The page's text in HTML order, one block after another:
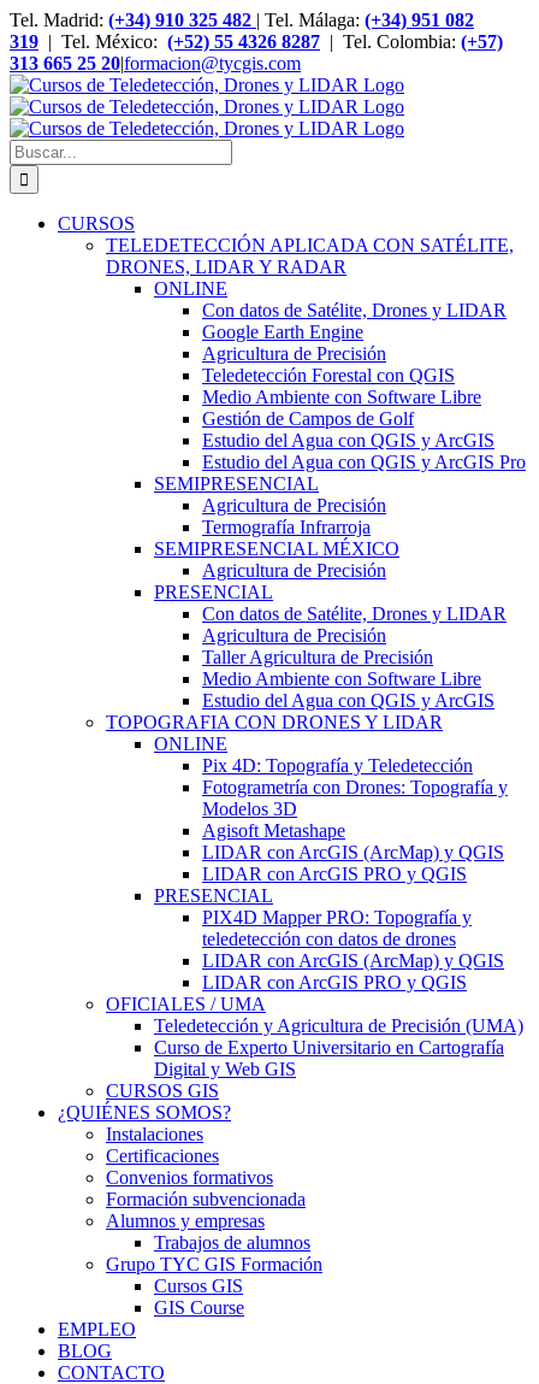
Saltar
al
contenido
Tel. Madrid: (+34) 910 325 482 | Tel. Málaga: (+34) 951 082
319 | Tel. México: (+52) 55 4326 8287 | Tel. Colombia: (+57)
313 665 25 20|formacion@tycgis.com
Buscar:
CURSOS
TELEDETECCIÓN APLICADA CON SATÉLITE,
DRONES, LIDAR Y RADAR
ONLINE
Con datos de Satélite, Drones y LIDAR
Google Earth Engine
Agricultura de Precisión
Teledetección Forestal con QGIS
Medio Ambiente con Software Libre
Gestión de Campos de Golf
Estudio del Agua con QGIS y ArcGIS
Estudio del Agua con QGIS y ArcGIS Pro
SEMIPRESENCIAL
Agricultura de Precisión
Termografía Infrarroja
SEMIPRESENCIAL MÉXICO
Agricultura de Precisión
PRESENCIAL
Con datos de Satélite, Drones y LIDAR
Agricultura de Precisión
Taller Agricultura de Precisión
Medio Ambiente con Software Libre
Estudio del Agua con QGIS y ArcGIS
TOPOGRAFIA CON DRONES Y LIDAR
ONLINE
Pix 4D: Topografía y Teledetección
Fotogrametría con Drones: Topografía y
Modelos 3D
Agisoft Metashape
LIDAR con ArcGIS (ArcMap) y QGIS
LIDAR con ArcGIS PRO y QGIS
PRESENCIAL
PIX4D Mapper PRO: Topografía y
teledetección con datos de drones
LIDAR con ArcGIS (ArcMap) y QGIS
LIDAR con ArcGIS PRO y QGIS
OFICIALES / UMA
Teledetección y Agricultura de Precisión (UMA)
Curso de Experto Universitario en Cartografía
Digital y Web GIS
CURSOS GIS
¿QUIÉNES SOMOS?
Instalaciones
Certificaciones
Convenios formativos
Formación subvencionada
Alumnos y empresas
Trabajos de alumnos
Grupo TYC GIS Formación
Cursos GIS
GIS Course
EMPLEO
BLOG
CONTACTO